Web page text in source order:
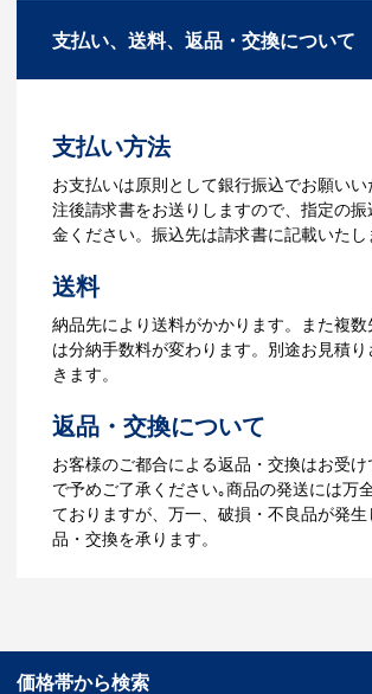
タマイズが可能です。お気軽にご相談く
お見積を弊社からお出しします。
3.発注・データ入稿
ら、ご注文書をお送りします。
【名入れをする場合】名入れに必要なデ
ータをご入稿頂き、名入れイメージをデ
ータでご確認いただきます。
4.納品
【名入れをする場合】データのご入稿後
３週間程度で納品となります。
【名入れなしの場合】在庫がある場合、3
～5営業日程度で納品となります。
ご利用ガイドをもっとみる
支払い、送料、返品・交換について
支払い方法
お支払いは原則として銀行振込でお願い
注後請求書をお送りしますので、指定の振
金ください。振込先は請求書に記載いたし
送料
納品先により送料がかかります。また複
は分納手数料が変わります。別途お見積
きます。
返品・交換について
お客様のご都合による返品・交換はお受
で予めご了承ください｡商品の発送には万
ておりますが、万一、破損・不良品が発生
品・交換を承ります。
価格帯から検索